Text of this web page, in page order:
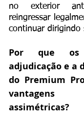
no exterior
reingressar
continuar dirigindo
Por que os
adjudicação e a
do Premium
vantagens
assimétricas?